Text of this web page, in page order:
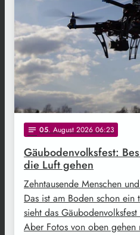
notes 05. August 2026 06:23
Gäubodenvolksfest:
die Luft gehen
Zehntausende Menschen
Das ist am Boden schon
sieht das
Aber Fotos von oben